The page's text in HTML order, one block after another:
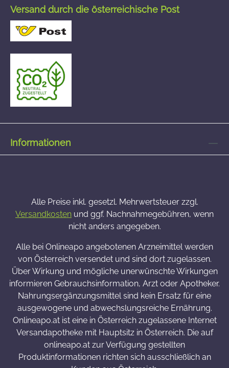
Versand durch die österreichische Post
Informationen
Alle Preise inkl. gesetzl. Mehrwertsteuer zzgl.
Versandkosten und ggf. Nachnahmegebühren, wenn
nicht anders angegeben.
Alle bei Onlineapo angebotenen Arzneimittel werden
von Österreich versendet und sind dort zugelassen.
Über Wirkung und mögliche unerwünschte Wirkungen
informieren Gebrauchsinformation, Arzt oder Apotheker.
Nahrungsergänzungsmittel sind kein Ersatz für eine
ausgewogene und abwechslungsreiche Ernährung.
Onlineapo.at ist eine in Österreich zugelassene Internet
Versandapotheke mit Hauptsitz in Österreich. Die auf
onlineapo.at zur Verfügung gestellten
Produktinformationen richten sich ausschließlich an